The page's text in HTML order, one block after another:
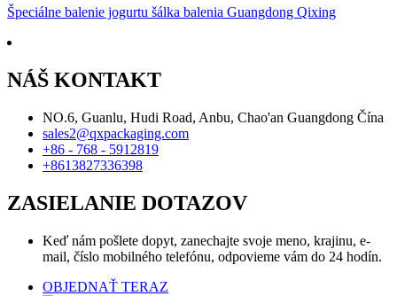
Špeciálne balenie jogurtu šálka balenia Guangdong Qixing
NÁŠ KONTAKT
NO.6, Guanlu, Hudi Road, Anbu, Chao'an Guangdong Čína
sales2@qxpackaging.com
+86 - 768 - 5912819
+8613827336398
ZASIELANIE DOTAZOV
Keď nám pošlete dopyt, zanechajte svoje meno, krajinu, e-
mail, číslo mobilného telefónu, odpovieme vám do 24 hodín.
OBJEDNAŤ TERAZ